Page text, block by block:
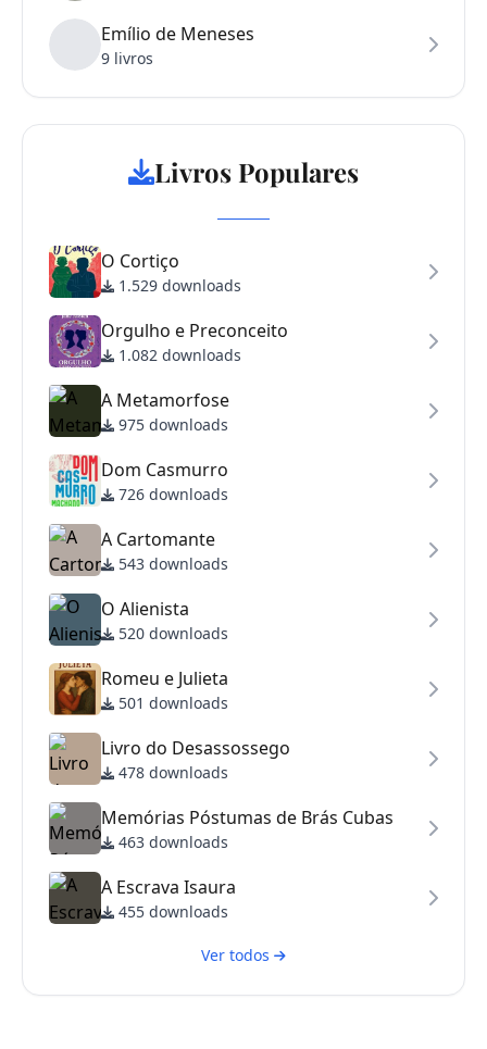
Emílio de Meneses
9 livros
Livros Populares
O Cortiço
1.529 downloads
Orgulho e Preconceito
1.082 downloads
A Metamorfose
975 downloads
Dom Casmurro
726 downloads
A Cartomante
543 downloads
O Alienista
520 downloads
Romeu e Julieta
501 downloads
Livro do Desassossego
478 downloads
Memórias Póstumas de Brás Cubas
463 downloads
A Escrava Isaura
455 downloads
Ver todos